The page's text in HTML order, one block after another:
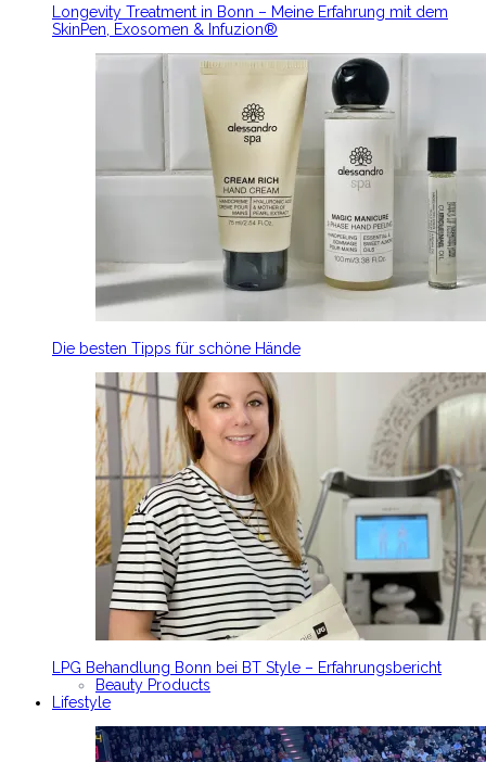
Longevity Treatment in Bonn – Meine Erfahrung mit dem
SkinPen, Exosomen & Infuzion®
Die besten Tipps für schöne Hände
LPG Behandlung Bonn bei BT Style – Erfahrungsbericht
Beauty Products
Lifestyle